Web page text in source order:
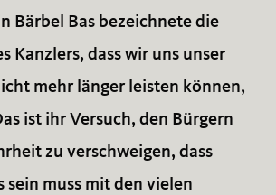
Bärbel Bas bezeichnete die
Kanzlers, dass wir uns unser
mehr länger leisten können,
ist ihr Versuch, den Bürgern
zu verschweigen, dass
sein muss mit den vielen